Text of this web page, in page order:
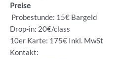
Preise
Probestunde: 15€ Bargeld
Drop-in: 20€/class
10er Karte: 175€ Inkl. MwSt
Kontakt: